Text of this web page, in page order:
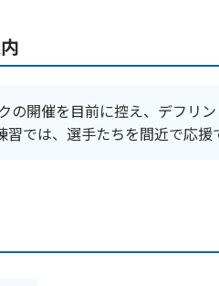
の開催を目前に控え、デフリ
習では、選手たちを間近で応援